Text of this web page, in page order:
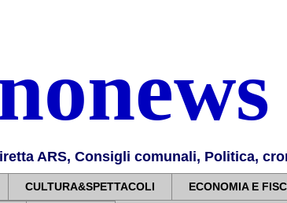
ARS, Consigli comunali, Politica,
CULTURA&SPETTACOLI ECONOMIA E